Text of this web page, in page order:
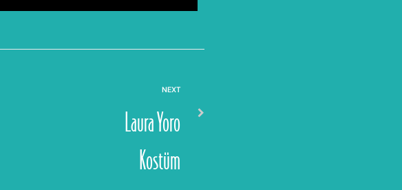
NEXT
Laura Yoro
Kostüm